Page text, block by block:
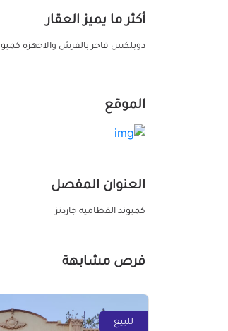
أكثر ما يميز العقار
دوبلكس فاخر بالفرش والاجهزه
الموقع
العنوان المفصل
كمبوند القطاميه جاردنز
فرص مشابهة
للبيع